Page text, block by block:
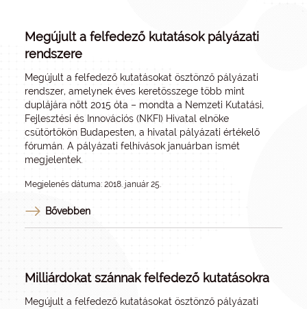
Megújult a felfedező kutatások pályázati
rendszere
Megújult a felfedező kutatásokat ösztönző pályázati
rendszer, amelynek éves keretösszege több mint
duplájára nőtt 2015 óta – mondta a Nemzeti Kutatási,
Fejlesztési és Innovációs (NKFI) Hivatal elnöke
csütörtökön Budapesten, a hivatal pályázati értékelő
fórumán. A pályázati felhívások januárban ismét
megjelentek.
Megjelenés dátuma: 2018. január 25.
Bővebben
Milliárdokat szánnak felfedező kutatásokra
Megújult a felfedező kutatásokat ösztönző pályázati